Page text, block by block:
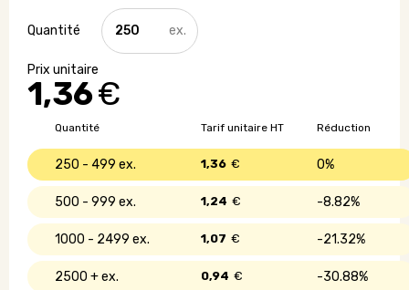
1,36€
quantité
de
Bloc-
adhésif
avec
Quantité Réduction
Tarif unitaire HT
250 - 499 0%
1,36 €
500 - 999 8.82%
1,24 €
1000 - 2499 21.32%
1,07 €
2500 + 30.88%
0,94 €